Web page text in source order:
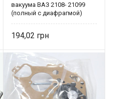
вакуума ВАЗ 2108- 21099
(полный с диафрагмой)
194,02